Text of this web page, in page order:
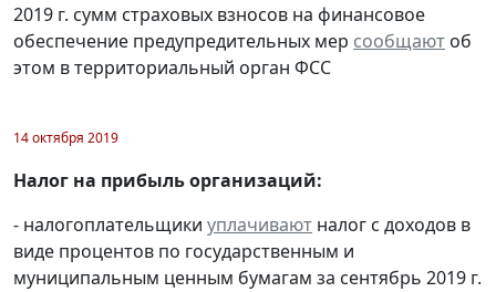
2019 г. сумм страховых взносов на финансовое
обеспечение предупредительных мер сообщают об
этом в территориальный орган ФСС
14 октября 2019
Налог на прибыль организаций:
- налогоплательщики уплачивают налог с доходов в
виде процентов по государственным и
муниципальным ценным бумагам за сентябрь 2019 г.